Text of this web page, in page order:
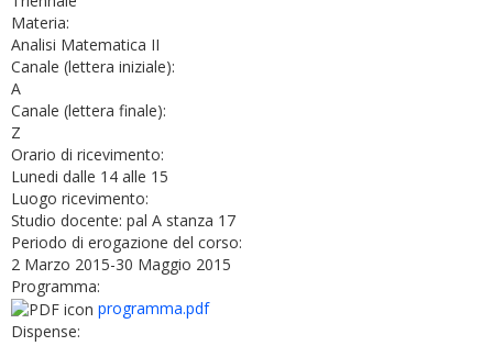
Materia:
Analisi Matematica II
Canale (lettera iniziale):
A
Canale (lettera finale):
Z
Orario di ricevimento:
Lunedi dalle 14 alle 15
Luogo ricevimento:
Studio docente: pal A stanza 17
Periodo di erogazione del corso:
2 Marzo 2015-30 Maggio 2015
Programma:
programma.pdf
Dispense: